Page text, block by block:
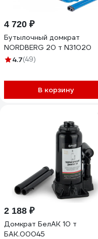
4 720 ₽
Бутылочный домкрат
NORDBERG 20 т N31020
4.7(49)
В корзину
2 188 ₽
Домкрат БелАК 10 т
БАК.00045